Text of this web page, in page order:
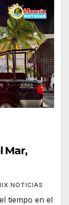
Mar,
NOTICIAS
tiempo en el